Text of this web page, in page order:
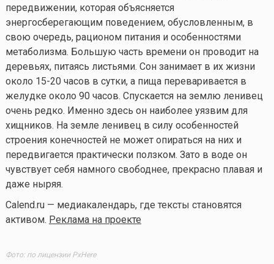
передвижении, которая объясняется
энергосберегающим поведением, обусловленным, в
свою очередь, рационом питания и особенностями
метаболизма. Большую часть времени он проводит на
деревьях, питаясь листьями. Сон занимает в их жизни
около 15-20 часов в сутки, а пища переваривается в
желудке около 90 часов. Спускается на землю ленивец
очень редко. Именно здесь он наиболее уязвим для
хищников. На земле ленивец в силу особенностей
строения конечностей не может опираться на них и
передвигается практически ползком. Зато в воде он
чувствует себя намного свободнее, прекрасно плавая и
даже ныряя.
Calend.ru — медиакалендарь, где тексты становятся
активом. Реклама на проекте
Фото: по лицензии PxHere